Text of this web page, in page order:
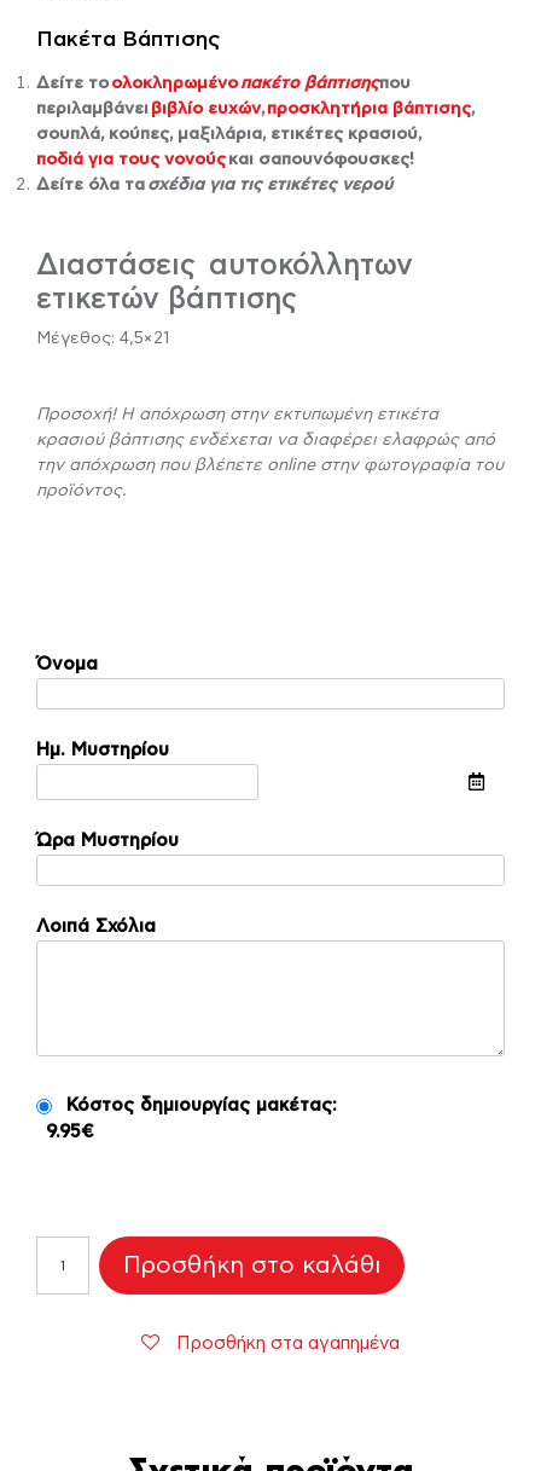
Πακέτα Βάπτισης
Δείτε τοολοκληρωμένοπακέτο βάπτισηςπου
περιλαμβάνει βιβλίο ευχών, προσκλητήρια βάπτισης,
σουπλά, κούπες, μαξιλάρια, ετικέτες κρασιού,
ποδιά για τους νονούςκαι σαπουνόφουσκες!
Δείτε όλα τα σχέδια για τις ετικέτες νερού
Διαστάσεις αυτοκόλλητων
ετικετών βάπτισης
Μέγεθος: 4,5×21
Προσοχή! Η απόχρωση στην εκτυπωμένη ετικέτα
κρασιού βάπτισης ενδέχεται να διαφέρει ελαφρώς από
την απόχρωση που βλέπετε online στην φωτογραφία του
προϊόντος.
Όνομα
Ημ. Μυστηρίου
Ώρα Μυστηρίου
Λοιπά Σχόλια
Κόστος δημιουργίας μακέτας:
9.95€
Νερού
Προσθήκη στο καλάθι
Προσθήκη στα αγαπημένα